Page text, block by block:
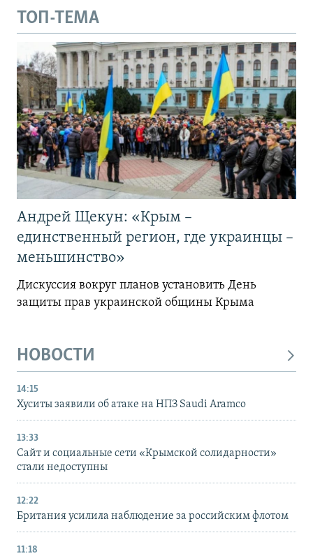
ТОП-ТЕМА
Андрей Щекун: «Крым –
единственный регион, где украинцы –
меньшинство»
Дискуссия вокруг планов установить День
защиты прав украинской общины Крыма
НОВОСТИ
14:15
Хуситы заявили об атаке на НПЗ Saudi Aramco
13:33
Сайт и социальные сети «Крымской солидарности»
стали недоступны
12:22
Британия усилила наблюдение за российским флотом
11:18